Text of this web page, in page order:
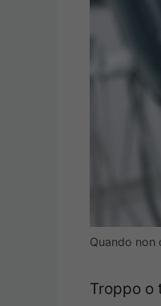
Quando non
Troppo o